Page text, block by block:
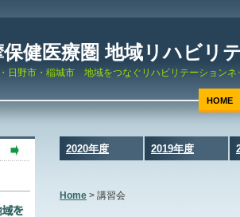
健医療圏 地域リハビリ
日野市・稲城市 地域をつなぐリハビリテーションネ
HOME
2020年度 2019年度
Home > 講習会